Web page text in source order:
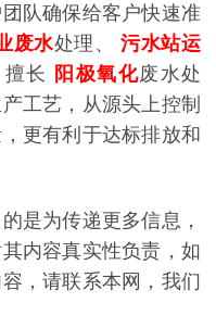
队确保给客户快速准
废水处理、污水站运
长 阳极氧化废水处
工艺，从源头上控制
更有利于达标排放和
是为传递更多信息，
内容真实性负责，如
，请联系本网，我们